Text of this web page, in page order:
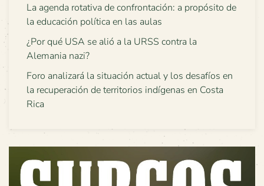
La agenda rotativa de confrontación: a propósito de
la educación política en las aulas
¿Por qué USA se alió a la URSS contra la
Alemania nazi?
Foro analizará la situación actual y los desafíos en
la recuperación de territorios indígenas en Costa
Rica